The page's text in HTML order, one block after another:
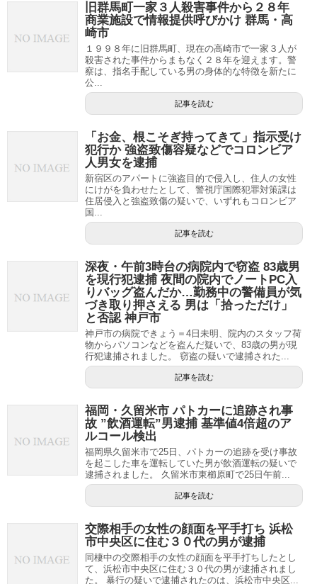
旧群馬町一家３人殺害事件から２８年
商業施設で情報提供呼びかけ 群馬・高
崎市
１９９８年に旧群馬町、現在の高崎市で一家３人が
殺害された事件からまもなく２８年を迎えます。警
察は、指名手配している男の身体的な特徴を新たに
公...
記事を読む
「お金、根こそぎ持ってきて」指示受け
犯行か 強盗致傷容疑などでコロンビア
人男女を逮捕
新宿区のアパートに強盗目的で侵入し、住人の女性
にけがを負わせたとして、警視庁国際犯罪対策課は
住居侵入と強盗致傷の疑いで、いずれもコロンビア
国...
記事を読む
深夜・午前3時台の病院内で窃盗 83歳男
を現行犯逮捕 夜間の院内でノートPC入
りバッグ盗んだか…勤務中の警備員が気
づき取り押さえる 男は「拾っただけ」
と否認 神戸市
神戸市の病院できょう＝4日未明、院内のスタッフ荷
物からパソコンなどを盗んだ疑いで、83歳の男が現
行犯逮捕されました。 窃盗の疑いで逮捕された...
記事を読む
福岡・久留米市 パトカーに追跡され事
故 ”飲酒運転”男逮捕 基準値4倍超のア
ルコール検出
福岡県久留米市で25日、パトカーの追跡を受け事故
を起こした車を運転していた男が飲酒運転の疑いで
逮捕されました。 久留米市東櫛原町で25日午前...
記事を読む
交際相手の女性の顔面を平手打ち 浜松
市中央区に住む３０代の男が逮捕
同棲中の交際相手の女性の顔面を平手打ちしたとし
て、浜松市中央区に住む３０代の男が逮捕されまし
た。 暴行の疑いで逮捕されたのは、浜松市中央区...